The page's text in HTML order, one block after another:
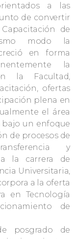
a las
de convertir
de
modo la
en forma
la
la Facultad,
ofertas
plena en
el área
bajo un enfoque
de procesos de
y
la carrera de
Universitaria,
a la oferta
en Tecnología
de
posgrado de